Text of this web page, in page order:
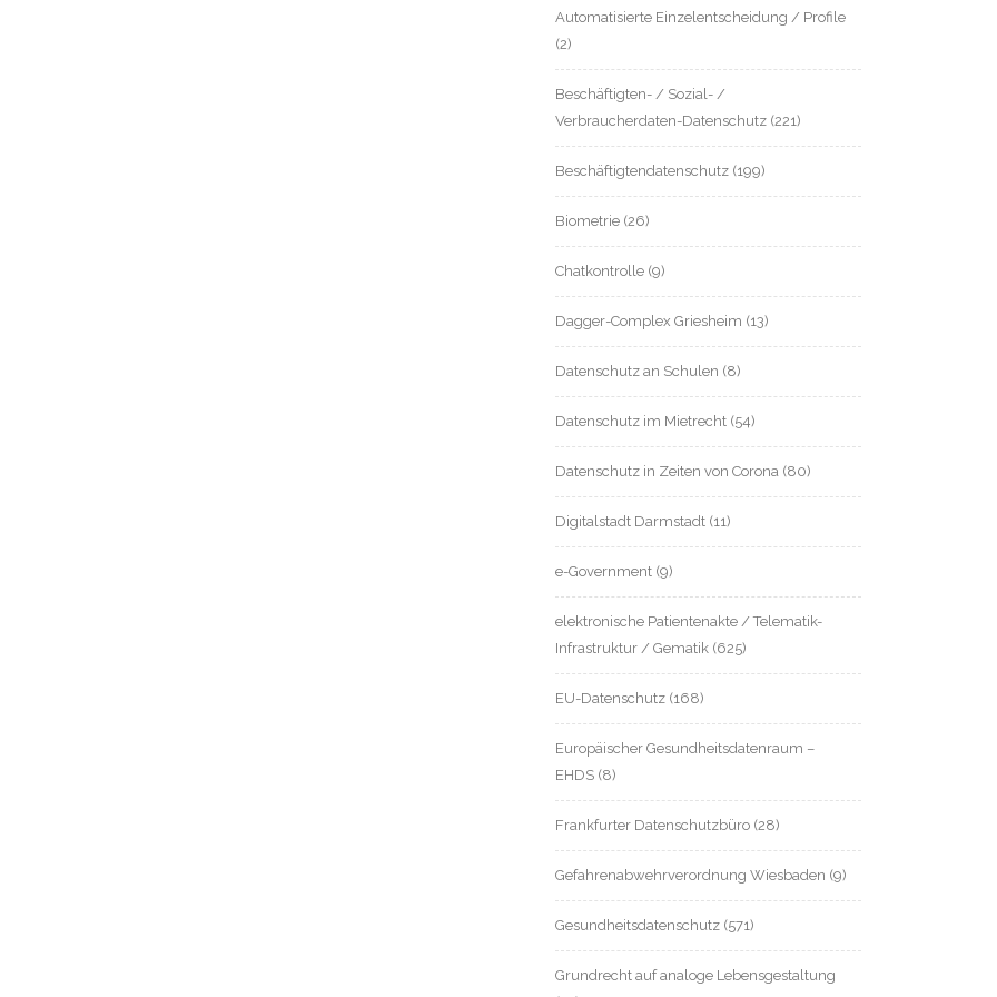
Automatisierte Einzelentscheidung / Profile
(2)
Beschäftigten- / Sozial- /
Verbraucherdaten-Datenschutz (221)
Beschäftigtendatenschutz (199)
Biometrie (26)
Chatkontrolle (9)
Dagger-Complex Griesheim (13)
Datenschutz an Schulen (8)
Datenschutz im Mietrecht (54)
Datenschutz in Zeiten von Corona (80)
Digitalstadt Darmstadt (11)
e-Government (9)
elektronische Patientenakte / Telematik-
Infrastruktur / Gematik (625)
EU-Datenschutz (168)
Europäischer Gesundheitsdatenraum –
EHDS (8)
Frankfurter Datenschutzbüro (28)
Gefahrenabwehrverordnung Wiesbaden (9)
Gesundheitsdatenschutz (571)
Grundrecht auf analoge Lebensgestaltung